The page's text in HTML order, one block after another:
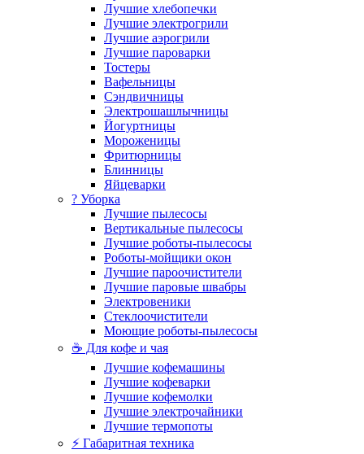
Лучшие хлебопечки
Лучшие электрогрили
Лучшие аэрогрили
Лучшие пароварки
Тостеры
Вафельницы
Сэндвичницы
Электрошашлычницы
Йогуртницы
Мороженицы
Фритюрницы
Блинницы
Яйцеварки
? Уборка
Лучшие пылесосы
Вертикальные пылесосы
Лучшие роботы-пылесосы
Роботы-мойщики окон
Лучшие пароочистители
Лучшие паровые швабры
Электровеники
Стеклоочистители
Моющие роботы-пылесосы
☕ Для кофе и чая
Лучшие кофемашины
Лучшие кофеварки
Лучшие кофемолки
Лучшие электрочайники
Лучшие термопоты
⚡ Габаритная техника